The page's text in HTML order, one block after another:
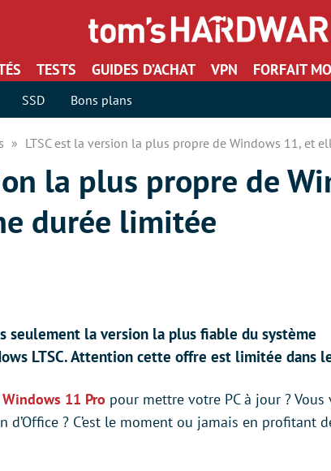
TESTS GUIDES D’ACHAT VPN FORFAIT
SSD Bons plans
LTSC est la version la plus propre de Windows 11, et
la plus propre de
durée limitée
seulement la version la plus fiable du système
LTSC. Attention cette offre est limitée dans
11 Pro pour mettre votre PC à jour ? Vous
d’Office ? C’est le moment ou jamais en profitant